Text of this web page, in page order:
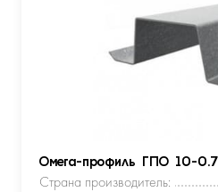
Омега-профиль ГПО 10-0.7
Страна производитель: